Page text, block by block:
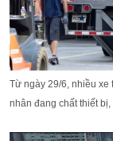
Từ ngày 29/6, nhiều xe
nhân đang chất thiết